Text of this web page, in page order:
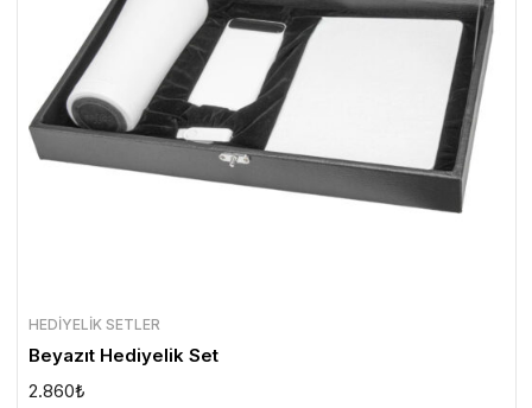
HEDIYELIK SETLER
Beyazıt Hediyelik Set
2.860₺